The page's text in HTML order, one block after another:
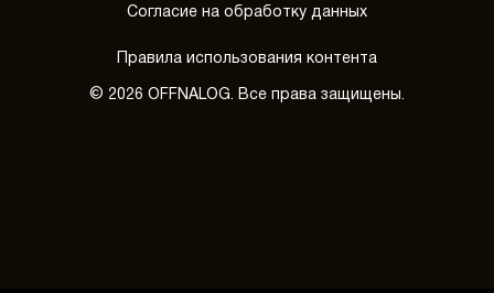
Согласие на обработку данных
Правила использования контента
© 2026 OFFNALOG. Все права защищены.